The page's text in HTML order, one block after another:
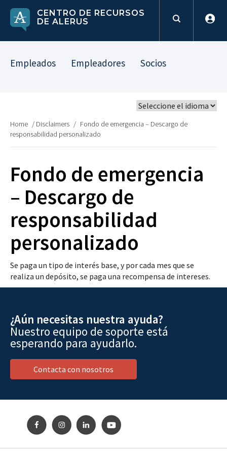
CENTRO DE RECURSOS
DE ALERUS
Empleados Empleadores Socios
Home / Disclaimers / Fondo de emergencia – Descargo de
responsabilidad personalizado
Fondo de emergencia
– Descargo de
responsabilidad
personalizado
Se paga un tipo de interés base, y por cada mes que se
realiza un depósito, se paga una recompensa de intereses.
¿Aún necesitas nuestra ayuda?
Nuestro equipo de soporte está
esperando para ayudarlo.
Contacta con nosotros